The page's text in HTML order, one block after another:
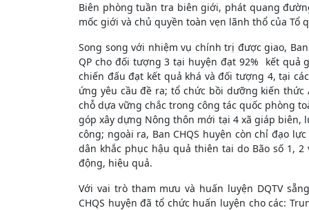
Biên phòng tuần tra biên giới, phát quang
mốc giới và chủ quyền toàn vẹn lãnh thổ của Tổ
Song song với nhiệm vụ chính trị được giao,
QP cho đối tượng 3 tại huyện đạt 92% kết quả
chiến đấu đạt kết quả khá và đối tượng 4, tại
ứng yêu cầu đề ra; tổ chức bồi dưỡng kiến
chỗ dựa vững chắc trong công tác quốc phòng
góp xây dựng Nông thôn mới tại 4 xã giáp biên,
công; ngoài ra, Ban CHQS huyện còn chỉ đạo
dân khắc phục hậu quả thiên tai do Bão số 1,
động, hiệu quả.
Với vai trò tham mưu và huấn luyện DQTV
CHQS huyện đã tổ chức huấn luyện cho các: